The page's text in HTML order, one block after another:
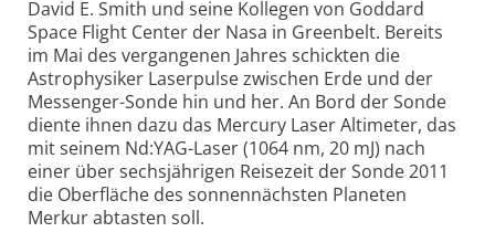
David E. Smith und seine Kollegen von Goddard
Space Flight Center der Nasa in Greenbelt. Bereits
im Mai des vergangenen Jahres schickten die
Astrophysiker Laserpulse zwischen Erde und der
Messenger-Sonde hin und her. An Bord der Sonde
diente ihnen dazu das Mercury Laser Altimeter, das
mit seinem Nd:YAG-Laser (1064 nm, 20 mJ) nach
einer über sechsjährigen Reisezeit der Sonde 2011
die Oberfläche des sonnennächsten Planeten
Merkur abtasten soll.